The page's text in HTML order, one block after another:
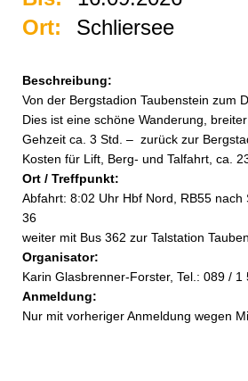
Ort:
Schliersee
Beschreibung:
Von der Bergstadion Taubenstein zum
Dies ist eine schöne Wanderung,
Gehzeit ca. 3 Std. – zurück zur
Kosten für Lift, Berg- und Talfahrt, ca.
Ort / Treffpunkt:
Abfahrt: 8:02 Uhr Hbf Nord, RB55 nach
36
weiter mit Bus 362 zur Talstation
Organisator:
Karin Glasbrenner-Forster, Tel.: 089 / 1
Anmeldung:
Nur mit vorheriger Anmeldung wegen